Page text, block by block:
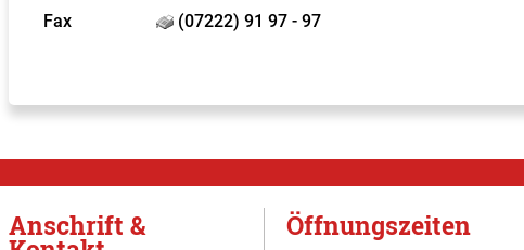
Fax
(07222) 91 97 - 97
Anschrift & Öffnungszeiten